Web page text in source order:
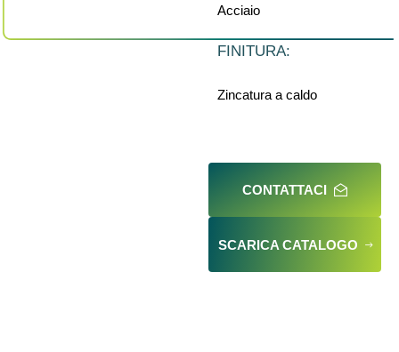
Acciaio
FINITURA:
Zincatura a caldo
CONTATTACI
SCARICA CATALOGO